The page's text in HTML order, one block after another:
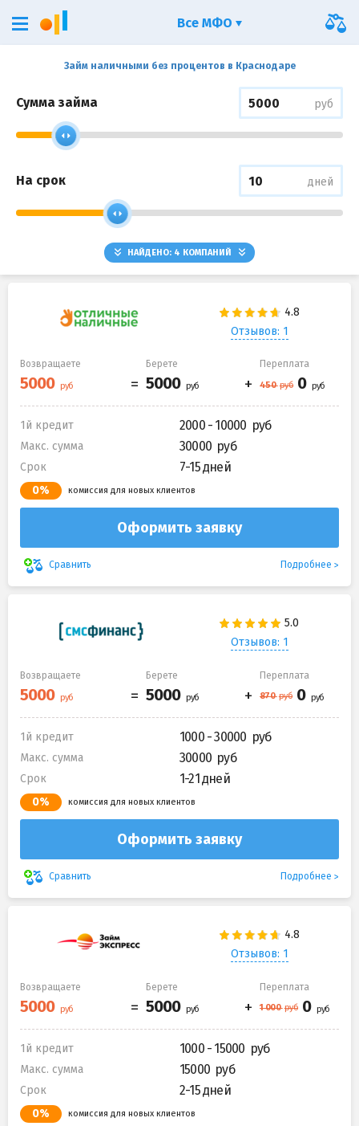
Займ наличными без процентов в Краснодаре
Сумма займа руб
На срок дней
НАЙДЕНО: 4 КОМПАНИЙ
Отзывов: 1
Возвращаете Берете Переплата
1й кредит 2000 - 10000
Макс. сумма 30000
Срок 7-15 дней
0% комиссия для новых клиентов
Оформить заявку
Сравнить Подробнее
Отзывов: 1
Возвращаете Берете Переплата
1й кредит 1000 - 30000
Макс. сумма 30000
Срок 1-21 дней
0% комиссия для новых клиентов
Оформить заявку
Сравнить Подробнее
Отзывов: 1
Возвращаете Берете Переплата
1й кредит 1000 - 15000
Макс. сумма 15000
Срок 2-15 дней
0% комиссия для новых клиентов
Все МФО